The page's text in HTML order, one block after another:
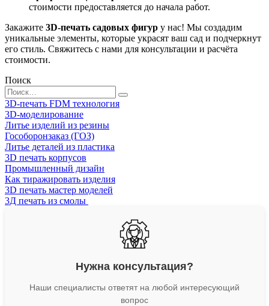
стоимости предоставляется до начала работ.
Закажите 3D-печать садовых фигур у нас! Мы создадим
уникальные элементы, которые украсят ваш сад и подчеркнут
его стиль. Свяжитесь с нами для консультации и расчёта
стоимости.
Поиск
Search
for:
3D-печать FDM технология
3D-моделирование
Литье изделий из резины
Гособоронзаказ (ГОЗ)
Литье деталей из пластика
3D печать корпусов
Промышленный дизайн
Как тиражировать изделия
3D печать мастер моделей
3Д печать из смолы
Нужна консультация?
Наши специалисты ответят на любой интересующий
вопрос